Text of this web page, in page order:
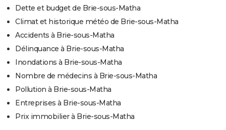
Dette et budget de Brie-sous-Matha
Climat et historique météo de Brie-sous-Matha
Accidents à Brie-sous-Matha
Délinquance à Brie-sous-Matha
Inondations à Brie-sous-Matha
Nombre de médecins à Brie-sous-Matha
Pollution à Brie-sous-Matha
Entreprises à Brie-sous-Matha
Prix immobilier à Brie-sous-Matha